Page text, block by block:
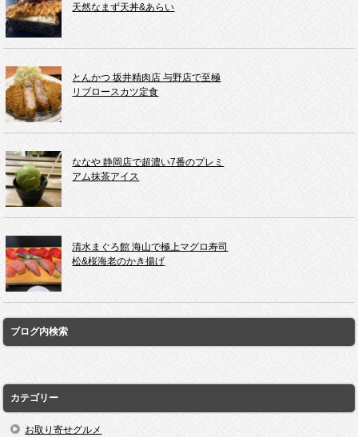
天然なまず天丼&あらい
とんかつ 坂井精肉店 与野店で至極
リブロースカツ定食
ななや 静岡店で超濃い7番のプレミ
アム抹茶アイス
清水まぐろ館 海山で極上マグロ寿司
松&桜海老のかき揚げ
ブログ内検索
カテゴリー
お取り寄せグルメ